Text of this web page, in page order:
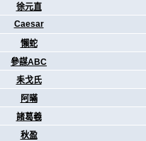
徐元直
Caesar
懶蛇
參謀ABC
耒戈氏
阿暪
諸葛羲
秋盈